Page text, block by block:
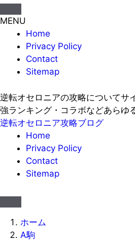
MENU
Home
Privacy Policy
Contact
Sitemap
逆転オセロニアの攻略についてサ
強ランキング・コラボなどあらゆ
逆転オセロニア攻略ブログ
Home
Privacy Policy
Contact
Sitemap
ホーム
A駒